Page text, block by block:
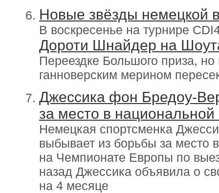
Новые звёзды немецкой
В воскресенье на турнире
Дороти Шнайдер на
Переездке Большого приза,
ганноверским мерином
Джессика фон Бредоу-
за место в национальной
Немецкая спортсменка
выбывает из борьбы за место
на Чемпионате Европы по
назад Джессика объявила о
на 4 месяце